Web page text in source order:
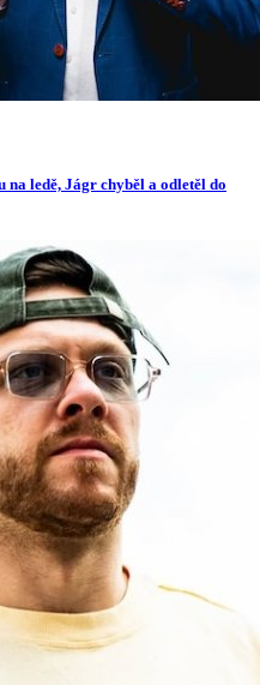
ledě, Jágr chyběl a odletěl do